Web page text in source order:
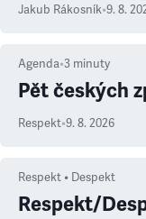
Jakub Rákosník•9. 8.
Agenda•3 minuty
Pět českých
Respekt•9. 8. 2026
Respekt • Despekt
Respekt/